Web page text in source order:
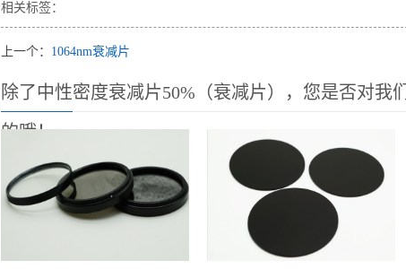
相关标签：
上一个： 1064nm衰减片
除了中性密度衰减片50%（衰减片），您是否对
的哦！